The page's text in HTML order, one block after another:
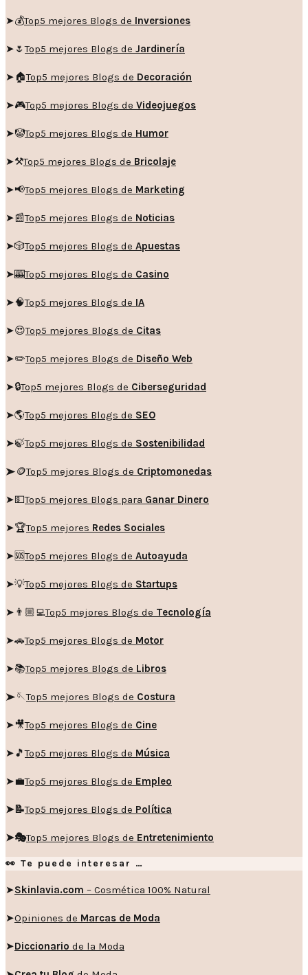
➤💰Top5 mejores Blogs de Inversiones
➤🌷Top5 mejores Blogs de Jardinería
➤🏠Top5 mejores Blogs de Decoración
➤🎮Top5 mejores Blogs de Videojuegos
➤🤡Top5 mejores Blogs de Humor
➤⚒️Top5 mejores Blogs de Bricolaje
➤📢Top5 mejores Blogs de Marketing
➤📰Top5 mejores Blogs de Noticias
➤🎲Top5 mejores Blogs de Apuestas
➤🎰Top5 mejores Blogs de Casino
➤🧠Top5 mejores Blogs de IA
➤😍Top5 mejores Blogs de Citas
➤✏️Top5 mejores Blogs de Diseño Web
➤🔒Top5 mejores Blogs de Ciberseguridad
➤🌎Top5 mejores Blogs de SEO
➤🍃Top5 mejores Blogs de Sostenibilidad
➤🪙Top5 mejores Blogs de Criptomonedas
➤💵Top5 mejores Blogs para Ganar Dinero
➤🏆Top5 mejores Redes Sociales
➤🆘Top5 mejores Blogs de Autoayuda
➤💡Top5 mejores Blogs de Startups
➤👨🏼‍💻Top5 mejores Blogs de Tecnología
➤🚗Top5 mejores Blogs de Motor
➤📚Top5 mejores Blogs de Libros
➤🪡Top5 mejores Blogs de Costura
➤🎥Top5 mejores Blogs de Cine
➤🎵Top5 mejores Blogs de Música
➤💼Top5 mejores Blogs de Empleo
➤📝Top5 mejores Blogs de Política
➤🎭Top5 mejores Blogs de Entretenimiento
👀 Te puede interesar …
➤Skinlavia.com – Cosmética 100% Natural
➤Opiniones de Marcas de Moda
➤Diccionario de la Moda